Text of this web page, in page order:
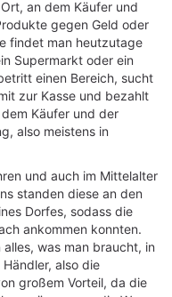
an dem Käufer und
gegen Geld oder
findet man heutzutage
Supermarkt oder ein
einen Bereich, sucht
zur Kasse und bezahlt
Käufer und der
also meistens in
und auch im Mittelalter
standen diese an den
Dorfes, sodass die
ankommen konnten.
was man braucht, in
also die
großem Vorteil, da die